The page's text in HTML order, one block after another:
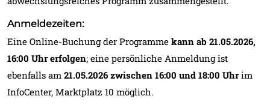
Anmeldezeiten:
Eine Online-Buchung der Programme kann ab 21.05.2026,
16:00 Uhr erfolgen; eine persönliche Anmeldung ist
ebenfalls am 21.05.2026 zwischen 16:00 und 18:00 Uhrim
InfoCenter, Marktplatz 10 möglich.